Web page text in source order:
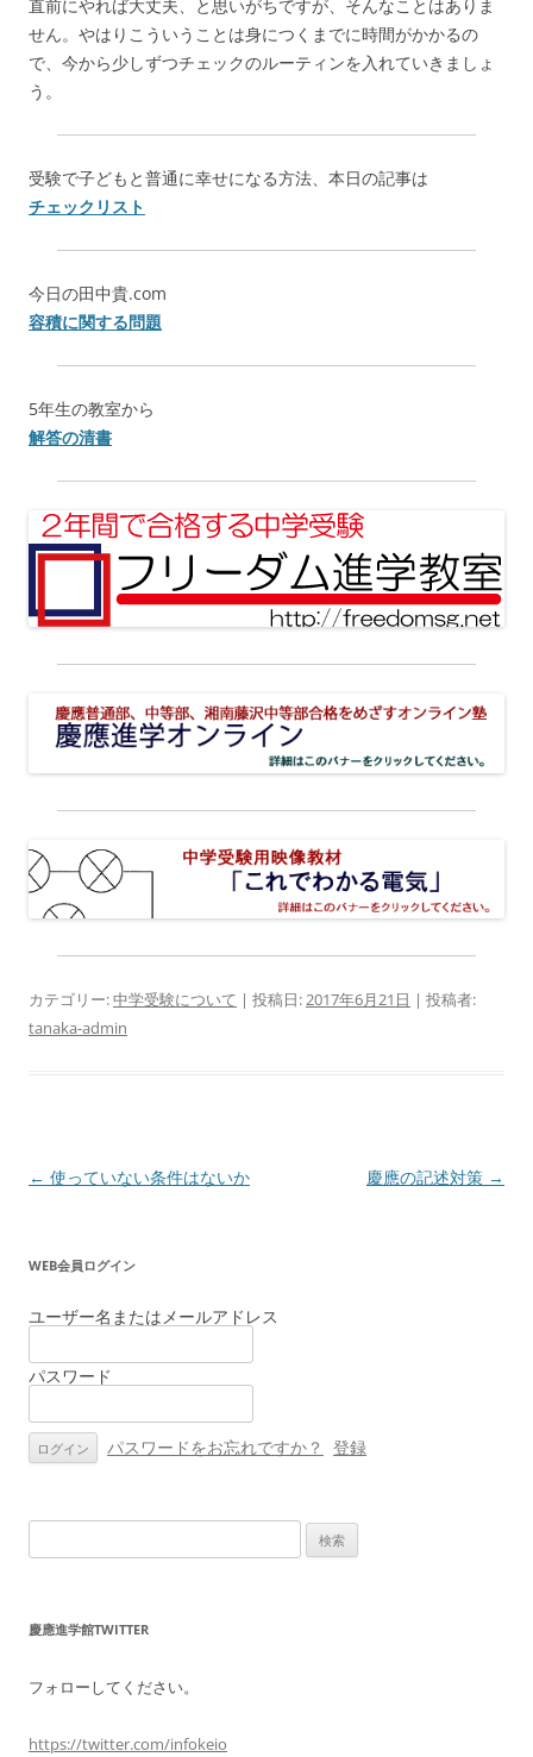
直前にやれば大丈夫、と思いがちですが、そんなことはありま
せん。やはりこういうことは身につくまでに時間がかかるの
で、今から少しずつチェックのルーティンを入れていきましょ
う。
受験で子どもと普通に幸せになる方法、本日の記事は
チェックリスト
今日の田中貴.com
容積に関する問題
5年生の教室から
解答の清書
カテゴリー:中学受験について | 投稿日:2017年6月21日 | 投稿者:
tanaka-admin
投
ビ
ゲ
シ
ン
← 使っていない条件はないか 慶應の記述対策 →
WEB会員ログイン
ユーザー名またはメールアドレス
パスワード
パスワードをお忘れですか？ 登録
索:
慶應進学館TWITTER
フォローしてください。
https://twitter.com/infokeio